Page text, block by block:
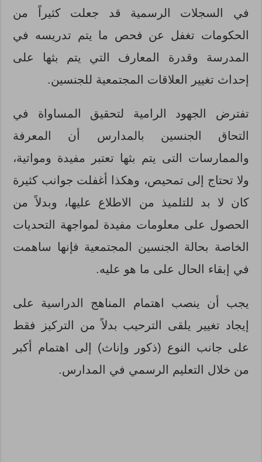
في السجلات الرسمية قد جعلت كثيراً من
الحكومات تغفل عن فحص ما يتم تدريسه في
المدرسة وقدرة المعارف التي يتم بثها على
إحداث تغيير العلاقات المجتمعية للجنسين.
تفترض الجهود الرامية لتحقيق المساواة في
التحاق الجنسين بالمدارس أن المعرفة
والممارسات التى يتم بثها تعتبر مفيدة ومواتية،
ولا تحتاج إلى تمحيص، وهكذا أغفلت جوانب كثيرة
كان لا بد للتلميذ من الاطلاع عليها، وبدلاً من
الحصول على معلومات مفيدة لمواجهة التحديات
الخاصة بحالة الجنسين المجتمعية فإنها ساهمت
في إبقاء الحال على ما هو عليه.
يجب أن ينصب اهتمام المناهج الدراسية على
إيجاد تغيير يلقى الترحيب بدلاً من التركيز فقط
على جانب النوع (ذكور وإناث) إلى اهتمام أكبر
من خلال التعليم الرسمي في المدارس.